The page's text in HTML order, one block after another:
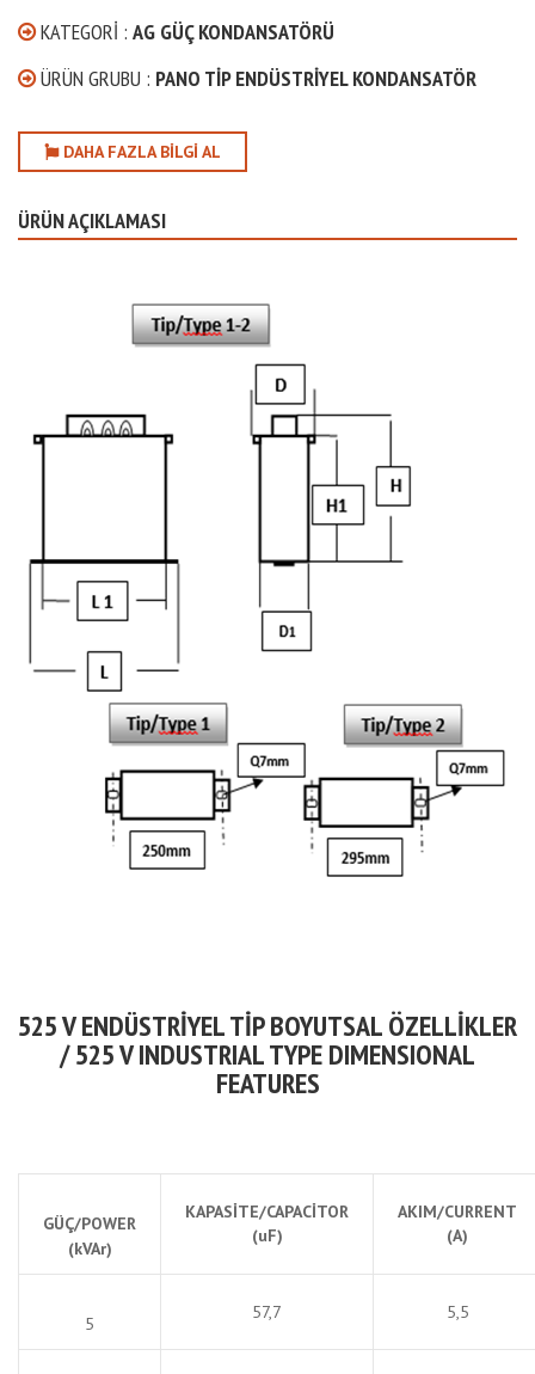
KATEGORI : AG GÜÇ KONDANSATÖRÜ
ÜRÜN GRUBU : PANO TIP ENDÜSTRIYEL KONDANSATÖR
DAHA FAZLA BILGI AL
ÜRÜN AÇIKLAMASI
525 V ENDÜSTRİYEL TİP BOYUTSAL ÖZELLİKLER
/ 525 V INDUSTRIAL TYPE DIMENSIONAL
FEATURES
GÜÇ/POWER
(kVAr)
KAPASİTE/CAPACİTOR
(uF)
AKIM/CURRENT
(A)
5
57,7 5,5